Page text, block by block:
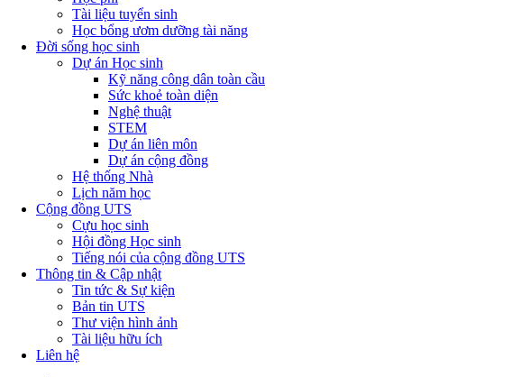
Tài liệu tuyển sinh
Học bổng ươm dưỡng tài năng
Đời sống học sinh
Dự án Học sinh
Kỹ năng công dân toàn cầu
Sức khoẻ toàn diện
Nghệ thuật
STEM
Dự án liên môn
Dự án cộng đồng
Hệ thống Nhà
Lịch năm học
Cộng đồng UTS
Cựu học sinh
Hội đồng Học sinh
Tiếng nói của cộng đồng UTS
Thông tin & Cập nhật
Tin tức & Sự kiện
Bản tin UTS
Thư viện hình ảnh
Tài liệu hữu ích
Liên hệ